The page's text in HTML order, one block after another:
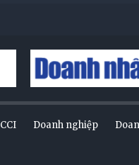
Doanh nghiệp